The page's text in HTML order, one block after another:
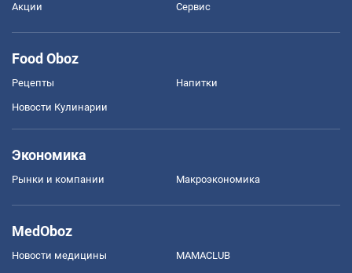
Акции Сервис
Food Oboz
Рецепты Напитки
Новости Кулинарии
Экономика
Рынки и компании Mакроэкономика
MedOboz
Новости медицины MAMACLUB